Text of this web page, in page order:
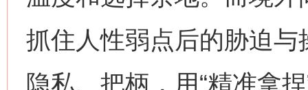
抓住人性弱点后的胁迫
隐私、把柄，用“精准拿